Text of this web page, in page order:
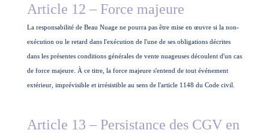
Article 12 – Force majeure
La responsabilité de Beau Nuage ne pourra pas être mise en œuvre si la non-
exécution ou le retard dans l'exécution de l'une de ses obligations décrites
dans les présentes conditions générales de vente nuageuses découlent d'un cas
de force majeure. À ce titre, la force majeure s'entend de tout événement
extérieur, imprévisible et irrésistible au sens de l'article 1148 du Code civil.
Article 13 – Persistance des CGV en